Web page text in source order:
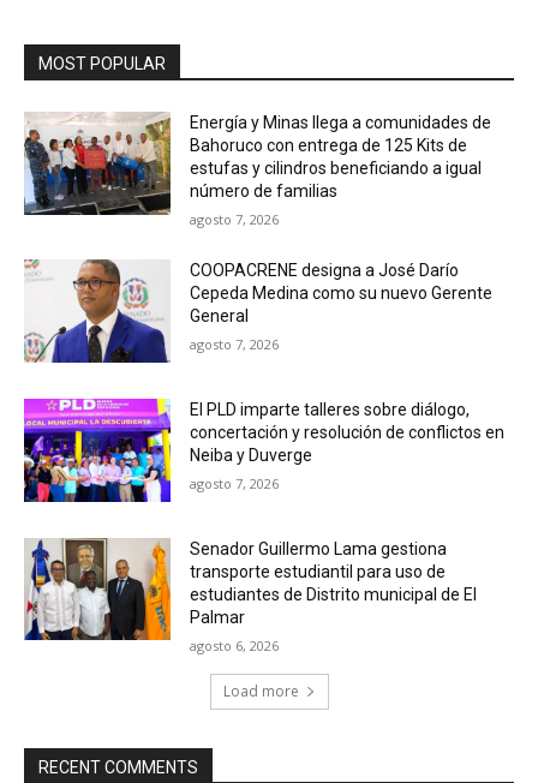
MOST POPULAR
Energía y Minas llega a comunidades de
Bahoruco con entrega de 125 Kits de
estufas y cilindros beneficiando a igual
número de familias
agosto 7, 2026
COOPACRENE designa a José Darío
Cepeda Medina como su nuevo Gerente
General
agosto 7, 2026
El PLD imparte talleres sobre diálogo,
concertación y resolución de conflictos en
Neiba y Duverge
agosto 7, 2026
Senador Guillermo Lama gestiona
transporte estudiantil para uso de
estudiantes de Distrito municipal de El
Palmar
agosto 6, 2026
Load more
RECENT COMMENTS